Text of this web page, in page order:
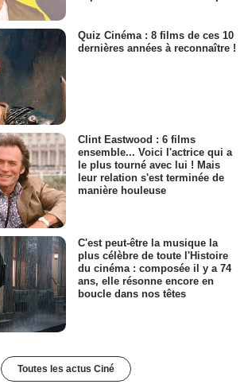
Quiz Cinéma : 8 films de ces 10
dernières années à reconnaître !
Clint Eastwood : 6 films
ensemble... Voici l'actrice qui a
le plus tourné avec lui ! Mais
leur relation s'est terminée de
manière houleuse
C'est peut-être la musique la
plus célèbre de toute l'Histoire
du cinéma : composée il y a 74
ans, elle résonne encore en
boucle dans nos têtes
Toutes les actus Ciné